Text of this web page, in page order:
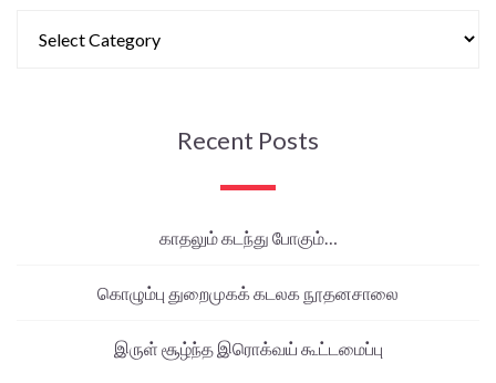
Recent Posts
காதலும் கடந்து போகும்…
கொழும்பு துறைமுகக் கடலக நூதனசாலை
இருள் சூழ்ந்த இரொக்வய் கூட்டமைப்பு